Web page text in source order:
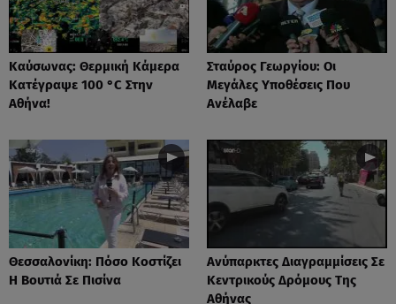
Καύσωνας: Θερμική Κάμερα
Κατέγραψε 100 °C Στην
Αθήνα!
Σταύρος Γεωργίου: Οι
Μεγάλες Υποθέσεις Που
Ανέλαβε
Θεσσαλονίκη: Πόσο Κοστίζει
Η Βουτιά Σε Πισίνα
Ανύπαρκτες Διαγραμμίσεις Σε
Κεντρικούς Δρόμους Της
Αθήνας